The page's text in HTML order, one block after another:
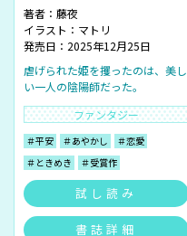
著者： 藤夜
イラスト： マトリ
発売日：2025年12月25日
虐げられた姫を攫ったのは、美し
い一人の陰陽師だった。
ファンタジー
＃平安 ＃あやかし
＃恋愛
＃ときめき
＃受賞作
試し読み
書誌詳細